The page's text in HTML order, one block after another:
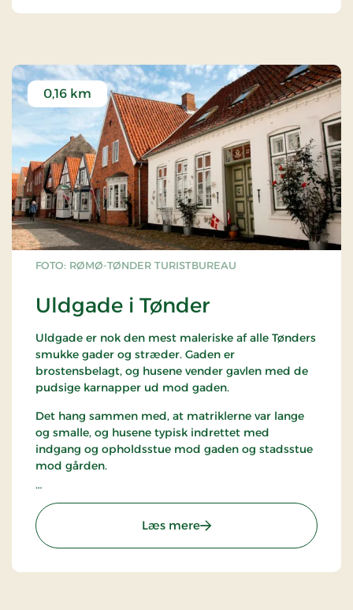
FOTO: RØMØ-TØNDER TURISTBUREAU
Uldgade i Tønder
0,16 km
Uldgade er nok den mest maleriske af alle Tønders
smukke gader og stræder. Gaden er
brostensbelagt, og husene vender gavlen med de
pudsige karnapper ud mod gaden.
Det hang sammen med, at matriklerne var lange
og smalle, og husene typisk indrettet med
indgang og opholdsstue mod gaden og stadsstue
mod gården.
håndværkere og småfolk, mens de store
købmænd havde deres langt større huse langs
hovedgaden Storegade..
Læs mere: Uldgade i Tønder